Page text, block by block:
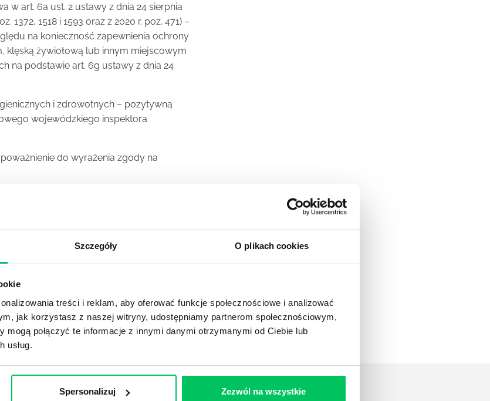
Szczegóły O plikach cookies
treści i reklam, aby oferować funkcje społecznościowe i analizować
jak korzystasz z naszej witryny, udostępniamy partnerom społecznościowym,
mogą połączyć te informacje z innymi danymi otrzymanymi od Ciebie lub
usług.
Spersonalizuj Zezwól na wszystkie
art. 6a ust. 2 ustawy z dnia 24 sierpnia
1372, 1518 i 1593 oraz z 2020 r. poz. 471) –
na konieczność zapewnienia ochrony
klęską żywiołową lub innym miejscowym
na podstawie art. 6g ustawy z dnia 24
i zdrowotnych – pozytywną
wojewódzkiego inspektora
do wyrażenia zgody na
się w postępowaniach, o których mowa w
lub zmiany sposobu użytkowania
dostosowywania tych obiektów do
przy usuwaniu stanu zagrożenia życia
przeciwpożarowej stosuje się na
mowa w art. 6a ust. 2 ustawy z dnia 24
uzyskiwania zgody na odstępstwo, o